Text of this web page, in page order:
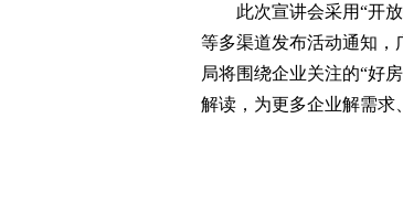
此次宣讲会采用“开
等多渠道发布活动通知，
局将围绕企业关注的“好
解读，为更多企业解需求